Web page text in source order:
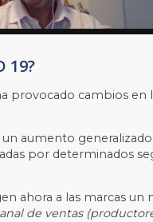
19?
cambios
aumento
por determinados
ahora a las marcas
de ventas